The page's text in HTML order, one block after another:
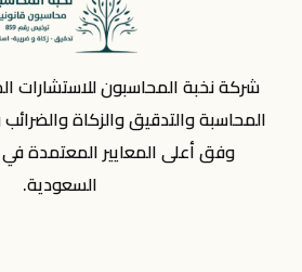
شركة نخبة المحاسبون للاستشارات
المحاسبة والتدقيق والزكاة
وفق أعلى المعايير المعتمدة في
السعودية.